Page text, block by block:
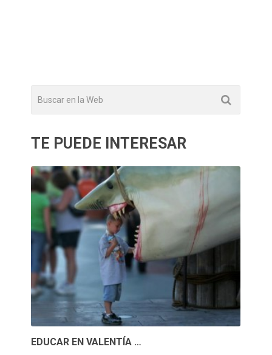
TE PUEDE INTERESAR
EDUCAR EN VALENTÍA …